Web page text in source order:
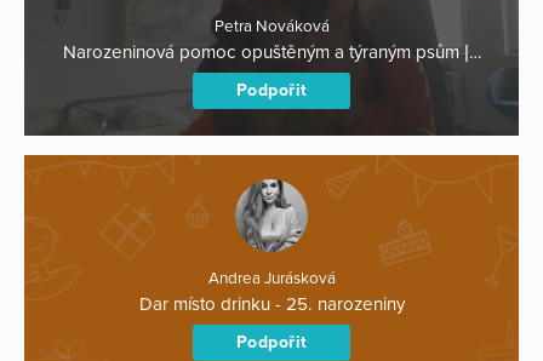
Petra Nováková
Narozeninová pomoc opuštěným a týraným psům |…
Podpořit
Andrea Jurásková
Dar místo drinku - 25. narozeniny
Podpořit